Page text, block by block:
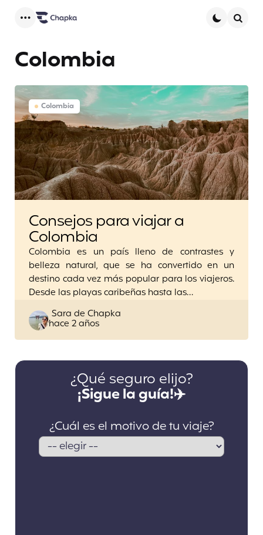
Colombia
Colombia
Consejos para viajar a
Colombia
Colombia es un país lleno de contrastes y
belleza natural, que se ha convertido en un
destino cada vez más popular para los viajeros.
Desde las playas caribeñas hasta las…
Posted
by
Sara de Chapka
hace 2 años